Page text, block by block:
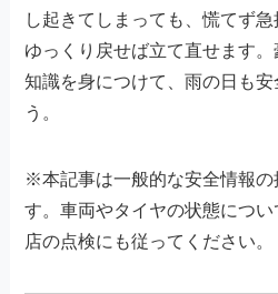
し起きてしまっても、慌てず
ゆっくり戻せば立て直せます
知識を身につけて、雨の日も
う。
※本記事は一般的な安全情報
す。車両やタイヤの状態につ
店の点検にも従ってください。